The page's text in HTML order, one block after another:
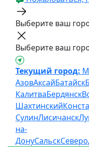
Выберите ваш
Выберите ваш
Текущий город:
АзовАксайБатайск
КалитваБердянск
Шахтинский
СулинЛисичанск
на-
ДонуСальск